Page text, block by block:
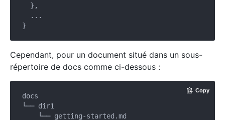
  },
  ...
Cependant, pour un document situé dans un sous-
répertoire de docs comme ci-dessous :
docs
└── dir1
Copy